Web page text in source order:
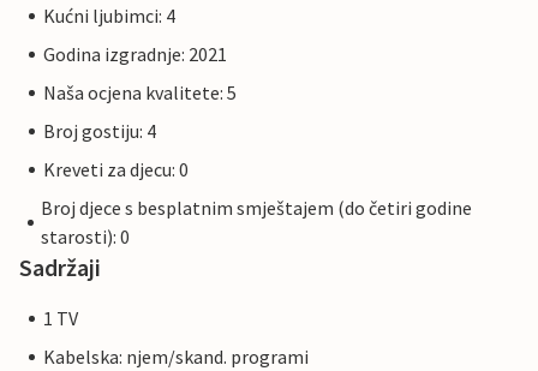
Kućni ljubimci: 4
Godina izgradnje: 2021
Naša ocjena kvalitete: 5
Broj gostiju: 4
Kreveti za djecu: 0
Broj djece s besplatnim smještajem (do četiri godine
starosti): 0
Sadržaji
1 TV
Kabelska: njem/skand. programi